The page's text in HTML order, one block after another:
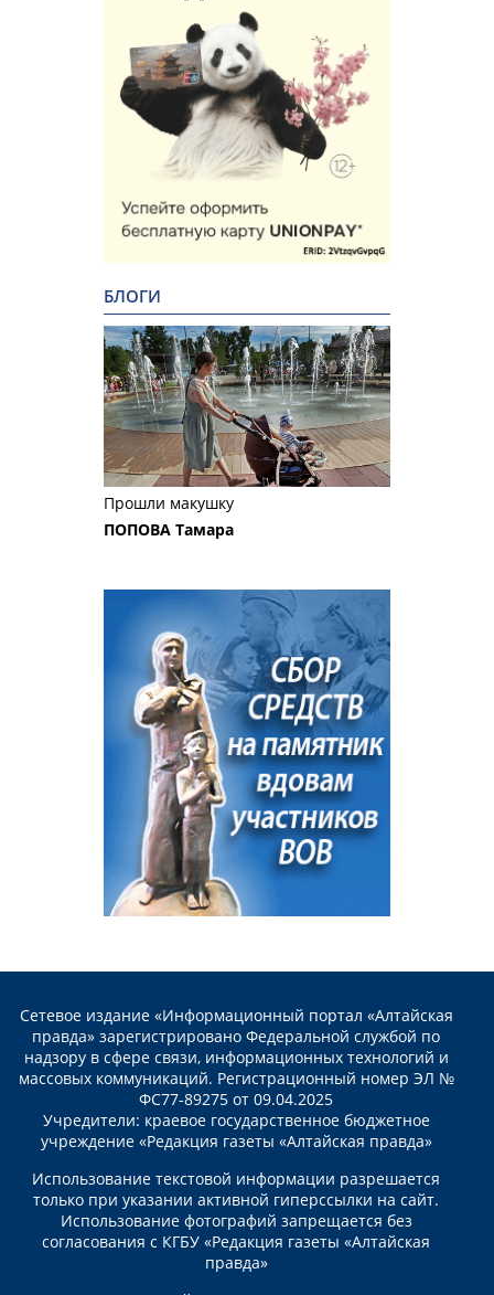
БЛОГИ
Прошли макушку
ПОПОВА Тамара
Сетевое издание «Информационный портал «Алтайская
правда» зарегистрировано Федеральной службой по
надзору в сфере связи, информационных технологий и
массовых коммуникаций. Регистрационный номер ЭЛ №
ФС77-89275 от 09.04.2025
Учредители: краевое государственное бюджетное
учреждение «Редакция газеты «Алтайская правда»
Использование текстовой информации разрешается
только при указании активной гиперссылки на сайт.
Использование фотографий запрещается без
согласования с КГБУ «Редакция газеты «Алтайская
правда»